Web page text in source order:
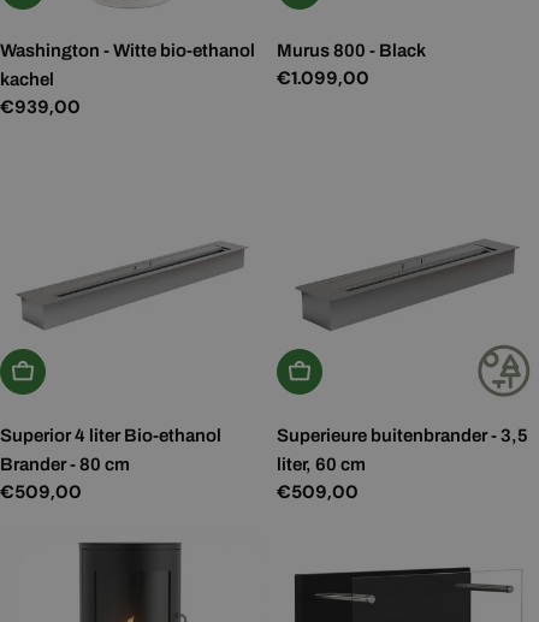
Washington - Witte bio-ethanol
kachel
Normale
€939,00
Murus 800 - Black
Normale
€1.099,00
In Winkelwagen
Superior 4 liter Bio-ethanol
Brander - 80 cm
Normale
€509,00
In Winkelwagen
Superieure buitenbrander - 3,5
liter, 60 cm
Normale
€509,00